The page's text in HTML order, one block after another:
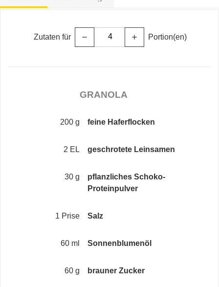
Zutaten für remove add Portion(en)
GRANOLA
200 g feine Haferflocken
2 EL geschrotete Leinsamen
30 g
pflanzliches Schoko-
Proteinpulver
1 Prise Salz
60 ml Sonnenblumenöl
60 g brauner Zucker